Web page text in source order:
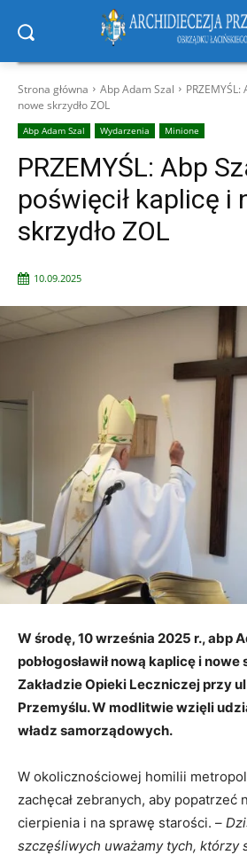
Strona główna Abp Adam Szal
nowe skrzydło ZOL
Abp Adam Szal Wydarzenia Minione
PRZEMYŚL: Abp
poświęcił kaplicę i
skrzydło ZOL
10.09.2025
W środę, 10 września 2025 r., abp
pobłogosławił nową kaplicę i nowe
Zakładzie Opieki Leczniczej przy
Przemyślu. W modlitwie wzięli
władz samorządowych.
W okolicznościowej homilii
zachęcał zebranych, aby popatrzeć
cierpienia i na sprawę starości. –
szczęśliwych uważamy tych, którzy